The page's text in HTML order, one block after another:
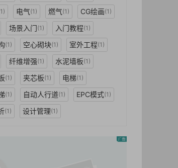
电气(1) 燃气(1) CG绘画(1)
场景入门(1) 入门教程(1)
(1) 空心砌块(1) 室外工程(1)
纤维增强(1) 水泥墙板(1)
(1) 夹芯板(1) 电梯(1)
(1) 自动人行道(1) EPC模式(1)
(1) 设计管理(1)